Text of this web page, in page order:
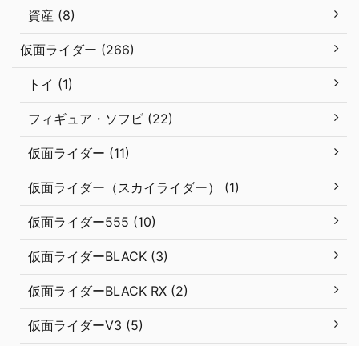
資産 (8)
仮面ライダー (266)
トイ (1)
フィギュア・ソフビ (22)
仮面ライダー (11)
仮面ライダー（スカイライダー） (1)
仮面ライダー555 (10)
仮面ライダーBLACK (3)
仮面ライダーBLACK RX (2)
仮面ライダーV3 (5)